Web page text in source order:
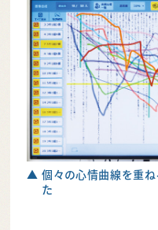
▲ 個々の心情曲線を重ね
た